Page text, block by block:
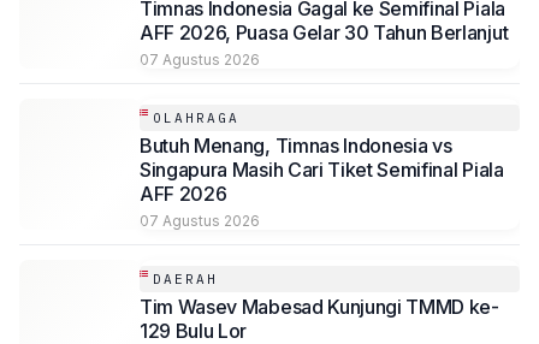
Timnas Indonesia Gagal ke Semifinal Piala
AFF 2026, Puasa Gelar 30 Tahun Berlanjut
07 Agustus 2026
OLAHRAGA
Butuh Menang, Timnas Indonesia vs
Singapura Masih Cari Tiket Semifinal Piala
AFF 2026
07 Agustus 2026
DAERAH
Tim Wasev Mabesad Kunjungi TMMD ke-
129 Bulu Lor